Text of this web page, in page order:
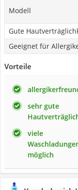
Modell
Gute
Geeignet für
Vorteile
sehr gute
viele
möglich